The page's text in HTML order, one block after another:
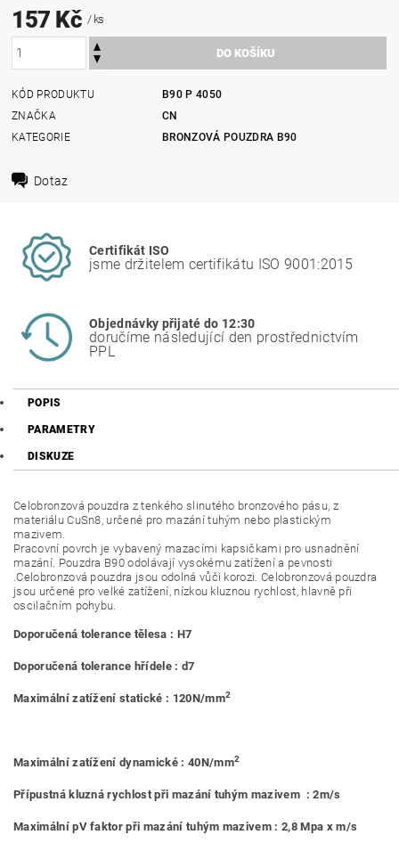
157 Kč / ks
KÓD PRODUKTU
B90 P 4050
ZNAČKA
CN
KATEGORIE
BRONZOVÁ POUZDRA B90
Dotaz
Certifikát ISO
jsme držitelem certifikátu ISO 9001:2015
Objednávky přijaté do 12:30
doručíme následující den prostřednictvím
PPL
POPIS
PARAMETRY
DISKUZE
Celobronzová pouzdra z tenkého slinutého bronzového pásu, z
materiálu CuSn8, určené pro mazání tuhým nebo plastickým
mazivem.
Pracovní povrch je vybavený mazacími kapsičkami pro usnadnění
mazání. Pouzdra B90 odolávají vysokému zatížení a pevnosti
.Celobronzová pouzdra jsou odolná vůči korozi. Celobronzová pouzdra
jsou určené pro velké zatížení, nízkou kluznou rychlost, hlavně při
oscilačním pohybu.
Doporučená tolerance tělesa : H7
Doporučená tolerance hřídele : d7
Maximální zatížení statické : 120N/mm2
Maximální zatížení dynamické : 40N/mm2
Přípustná kluzná rychlost při mazání tuhým mazivem : 2m/s
Maximální pV faktor při mazání tuhým mazivem : 2,8 Mpa x m/s